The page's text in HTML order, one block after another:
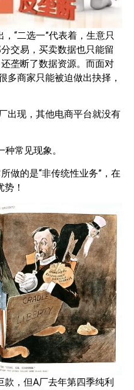
“二选一”代表着，生意只
交易，买卖数据也只能留
垄断了数据资源。而面对
多商家只能被迫做出抉择，
出现，其他电商平台就没有
种常见现象。
做的是“非传统性业务”，在
！
款，但A厂去年第四季纯利